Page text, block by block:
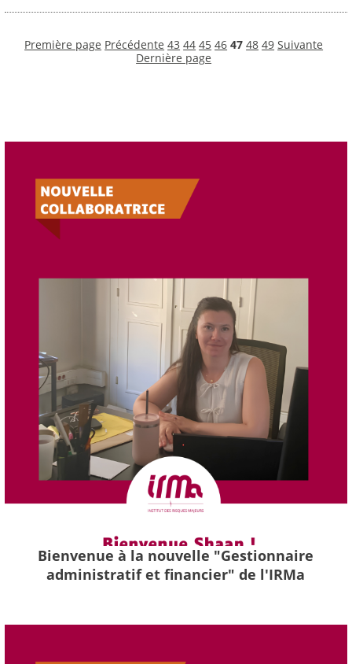
Première page Précédente 43 44 45 46 47 48 49 Suivante
Dernière page
Bienvenue à la nouvelle "Gestionnaire
administratif et financier" de l'IRMa